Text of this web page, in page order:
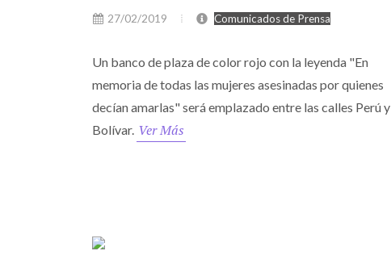
27/02/2019 Comunicados de Prensa
Un banco de plaza de color rojo con la leyenda "En
memoria de todas las mujeres asesinadas por quienes
decían amarlas" será emplazado entre las calles Perú y
Bolívar. Ver Más